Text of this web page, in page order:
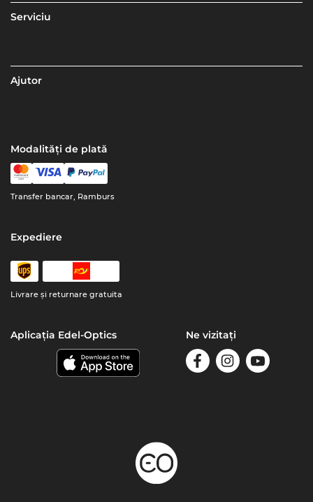
Serviciu
Ajutor
Modalități de plată
Transfer bancar, Ramburs
Expediere
Livrare şi returnare gratuita
Aplicația Edel-Optics Ne vizitați